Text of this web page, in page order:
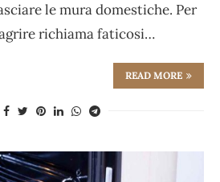
le mura domestiche. Per
richiama faticosi…
READ MORE